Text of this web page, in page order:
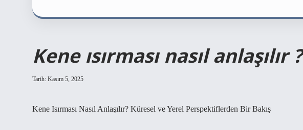
Kene ısırması nasıl anlaşılır ?
Tarih: Kasım 5, 2025
Kene Isırması Nasıl Anlaşılır? Küresel ve Yerel Perspektiflerden Bir Bakış